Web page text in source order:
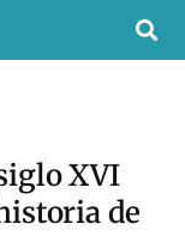
XVI
de